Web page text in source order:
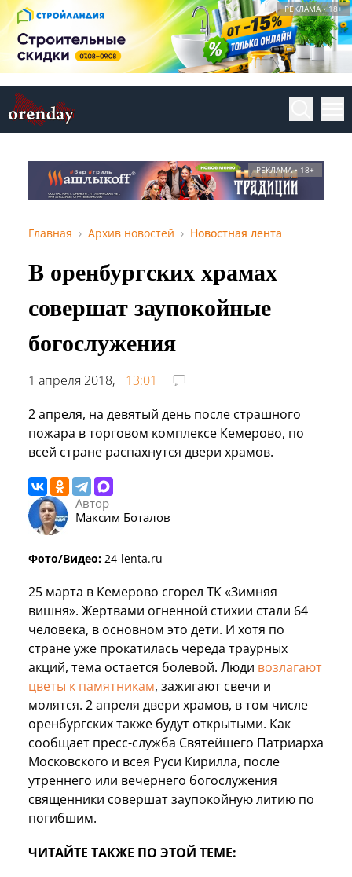
РЕКЛАМА • 18+
РЕКЛАМА • 18+
Главная Архив новостей Новостная лента
В оренбургских храмах
совершат заупокойные
богослужения
1 апреля 2018,
13:01
2 апреля, на девятый день после страшного
пожара в торговом комплексе Кемерово, по
всей стране распахнутся двери храмов.
Автор
Максим Боталов
Фото/Видео: 24-lenta.ru
25 марта в Кемерово сгорел ТК «Зимняя
вишня». Жертвами огненной стихии стали 64
человека, в основном это дети. И хотя по
стране уже прокатилась череда траурных
акций, тема остается болевой. Люди возлагают
цветы к памятникам, зажигают свечи и
молятся. 2 апреля двери храмов, в том числе
оренбургских также будут открытыми. Как
сообщает пресс-служба Святейшего Патриарха
Московского и всея Руси Кирилла, после
утреннего или вечернего богослужения
священники совершат заупокойную литию по
погибшим.
ЧИТАЙТЕ ТАКЖЕ ПО ЭТОЙ ТЕМЕ: